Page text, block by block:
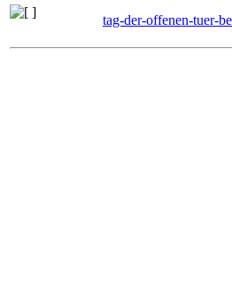
tag-der-offenen-tuer-